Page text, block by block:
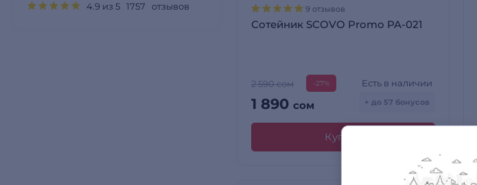
4.9 из 5 1757 отзывов 9 отзывов
Сотейник SCOVO Promo PA-021
2 590 сом -27%
1 890 сом
Есть в наличии
+ до 57 бонусов
Купить